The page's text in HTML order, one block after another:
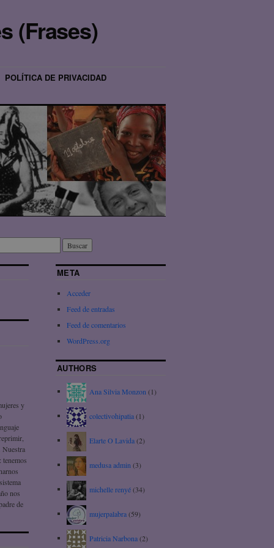
(Frases)
POLÍTICA DE PRIVACIDAD
y
Nuestra
tenemos
nos
de
META
Acceder
Feed de entradas
Feed de comentarios
WordPress.org
AUTHORS
Ana Silvia Monzon (1)
colectivohipatia(1)
Elarte O Lavida(2)
medusa admin (3)
michelle renyé(34)
mujerpalabra(59)
Patricia Narbona(2)